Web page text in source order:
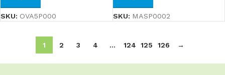
SKU: OVA5P000 SKU: MASP0002
1 2 3 4 … 124 125 126 →